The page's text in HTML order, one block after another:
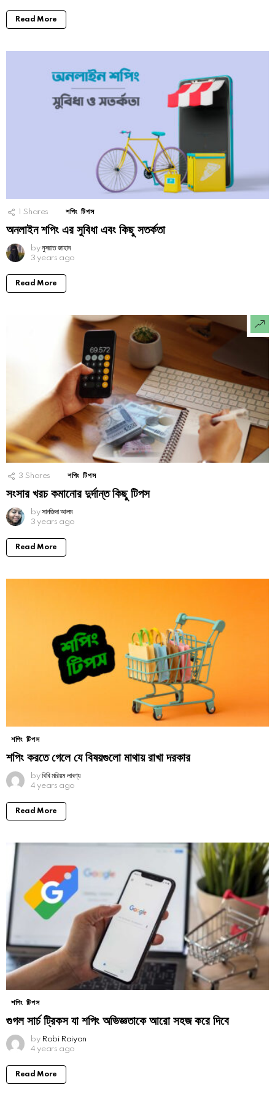
Read More
1 Shares শপিং টিপস
অনলাইন শপিং এর সুবিধা এবং কিছু সতর্কতা
by নুসরাত জাহান
3 years ago
Read More
3 Shares শপিং টিপস
সংসার খরচ কমানোর দুর্দান্ত কিছু টিপস
by সানজিদা আলম
3 years ago
Read More
শপিং টিপস
শপিং করতে গেলে যে বিষয়গুলো মাথায় রাখা দরকার
by বিবি মরিয়ম লাবণ্য
4 years ago
Read More
শপিং টিপস
গুগল সার্চ ট্রিকস যা শপিং অভিজ্ঞতাকে আরো সহজ করে দিবে
by Robi Raiyan
4 years ago
Read More